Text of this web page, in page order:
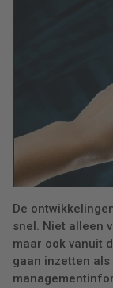
De
snel. Niet alleen
maar ook vanuit
gaan inzetten